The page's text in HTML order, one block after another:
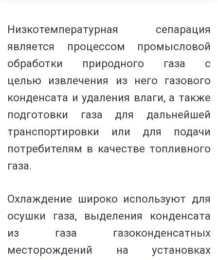
Низкотемпературная сепарация
является процессом промысловой
обработки природного газа с
целью извлечения из него газового
конденсата и удаления влаги, а также
подготовки газа для дальнейшей
транспортировки или для подачи
потребителям в качестве топливного
газа.
Охлаждение широко используют для
осушки газа, выделения конденсата
из газа газоконденсатных
месторождений на установках